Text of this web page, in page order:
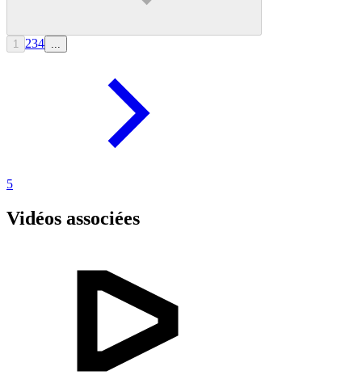
1 234 ...
5
Vidéos associées